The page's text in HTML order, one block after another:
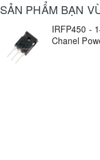
SẢN PHẨM BẠN
IRFP450 -
Chanel